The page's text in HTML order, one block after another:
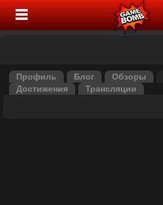
Профиль Блог Обзоры
Достижения
Трансляции